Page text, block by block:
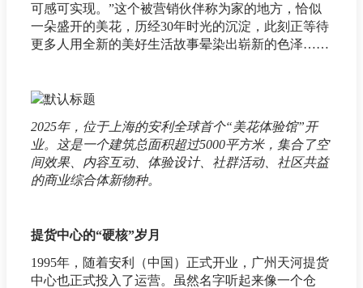
可感可实现。”这个被营销伙伴称为家的地方，恰似
一朵盛开的美花，历经30年时光的沉淀，此刻正等待
更多人用全新的美好生活故事晕染出崭新的色泽……
2025年，位于上海的安利全球首个“美花体验馆”开
业。这是一个建筑总面积超过5000平方米，集合了空
间效果、内容互动、体验设计、社群活动、社区共益
的商业综合体新物种。
提货中心的“硬核”岁月
1995年，随着安利（中国）正式开业，广州天河提货
中心也正式投入了运营。虽然名字听起来像一个仓